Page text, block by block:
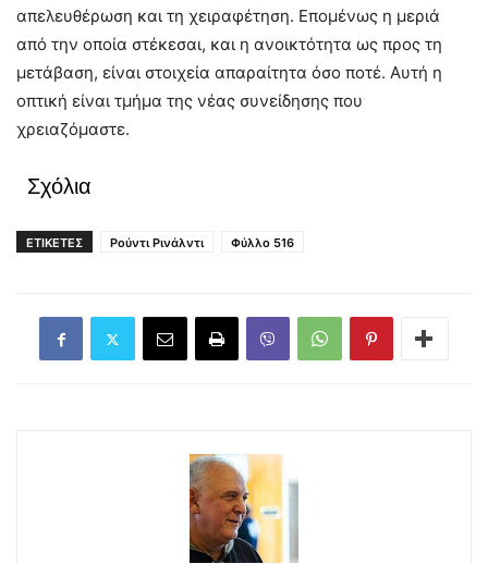
απελευθέρωση και τη χειραφέτηση. Επομένως η μεριά
από την οποία στέκεσαι, και η ανοικτότητα ως προς τη
μετάβαση, είναι στοιχεία απαραίτητα όσο ποτέ. Αυτή η
οπτική είναι τμήμα της νέας συνείδησης που
χρειαζόμαστε.
Σχόλια
ΕΤΙΚΕΤΕΣ Ρούντι Ρινάλντι Φύλλο 516